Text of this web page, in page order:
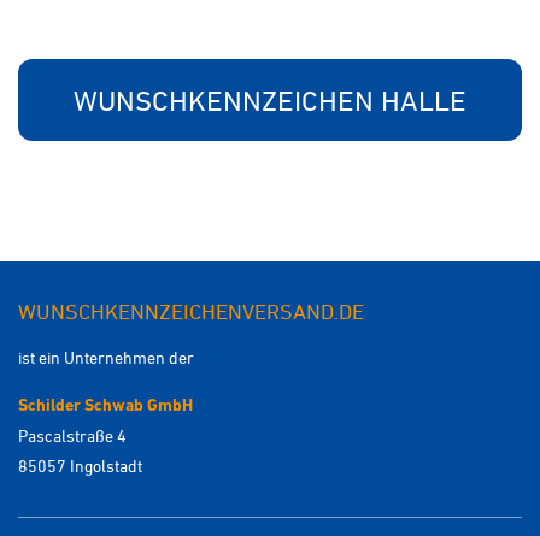
WUNSCHKENNZEICHEN HALLE
WUNSCHKENNZEICHENVERSAND.DE
ist ein Unternehmen der
Schilder Schwab GmbH
Pascalstraße 4
85057 Ingolstadt